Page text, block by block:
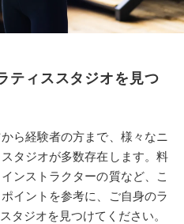
ティススタジオを見つ
ら経験者の方まで、様々なニ
タジオが多数存在します。料
ンストラクターの質など、こ
イントを参考に、ご自身のラ
タジオを見つけてください。